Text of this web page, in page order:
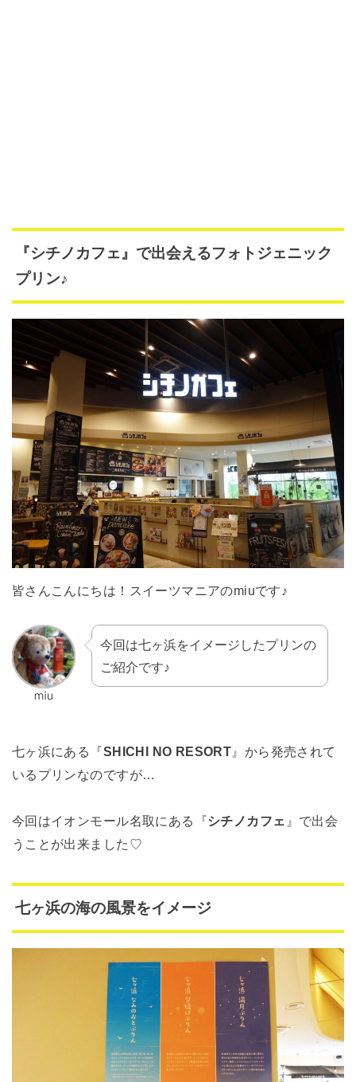
『シチノカフェ』で出会えるフォトジェニック
プリン♪
皆さんこんにちは！スイーツマニアのmiuです♪
今回は七ヶ浜をイメージしたプリンの
ご紹介です♪
七ヶ浜にある『SHICHI NO RESORT 』から発売されて
いるプリンなのですが…
今回はイオンモール名取にある『シチノカフェ 』で出会
うことが出来ました♡
七ヶ浜の海の風景をイメージ